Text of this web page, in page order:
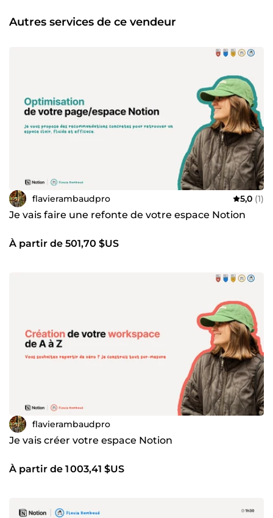
entreprises et je peux combiner ces prestations selon vos
besoins : créer, optimiser ou former… ou les trois ! Alors, ça
Kasbu.bio : https://kasbu.bio/flavierambaudpro ps : 3 mois
Autres services de ce vendeur
flavierambaudpro 5,0 (1)
Je vais faire une refonte de votre espace Notion
À partir de 501,70 $US
flavierambaudpro
Je vais créer votre espace Notion
À partir de 1 003,41 $US